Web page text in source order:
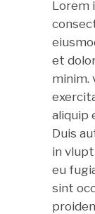
Lorem
et
minim.
aliquip
Duis
in
eu
sint